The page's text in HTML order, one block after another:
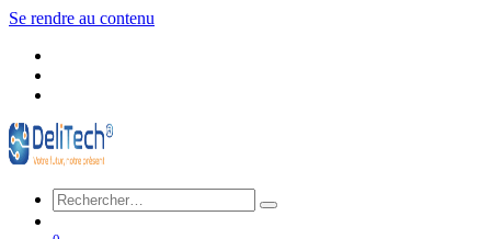
Se rendre au contenu